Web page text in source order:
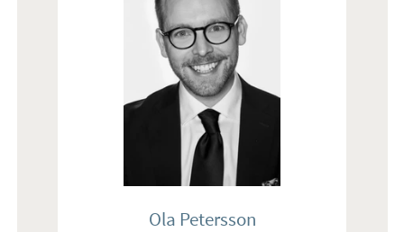
Ola Petersson